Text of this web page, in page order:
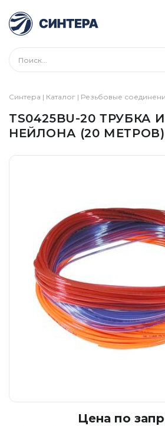
Синтера | Каталог | Резьбовые
TS0425BU-20 ТРУБКА
НЕЙЛОНА (20 МЕТРОВ)
Цена по